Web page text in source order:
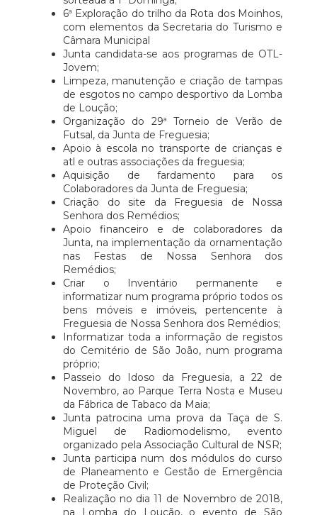
6ª Exploração do trilho da Rota dos Moinhos,
com elementos da Secretaria do Turismo e
Câmara Municipal
Junta candidata-se aos programas de OTL-
Jovem;
Limpeza, manutenção e criação de tampas
de esgotos no campo desportivo da Lomba
de Loução;
Organização do 29ª Torneio de Verão de
Futsal, da Junta de Freguesia;
Apoio à escola no transporte de crianças e
atl e outras associações da freguesia;
Aquisição de fardamento para os
Colaboradores da Junta de Freguesia;
Criação do site da Freguesia de Nossa
Senhora dos Remédios;
Apoio financeiro e de colaboradores da
Junta, na implementação da ornamentação
nas Festas de Nossa Senhora dos
Remédios;
Criar o Inventário permanente e
informatizar num programa próprio todos os
bens móveis e imóveis, pertencente à
Freguesia de Nossa Senhora dos Remédios;
Informatizar toda a informação de registos
do Cemitério de São João, num programa
próprio;
Passeio do Idoso da Freguesia, a 22 de
Novembro, ao Parque Terra Nosta e Museu
da Fábrica de Tabaco da Maia;
Junta patrocina uma prova da Taça de S.
Miguel de Radiomodelismo, evento
organizado pela Associação Cultural de NSR;
Junta participa num dos módulos do curso
de Planeamento e Gestão de Emergência
de Proteção Civil;
Realização no dia 11 de Novembro de 2018,
na Lomba do Loução, o evento de São